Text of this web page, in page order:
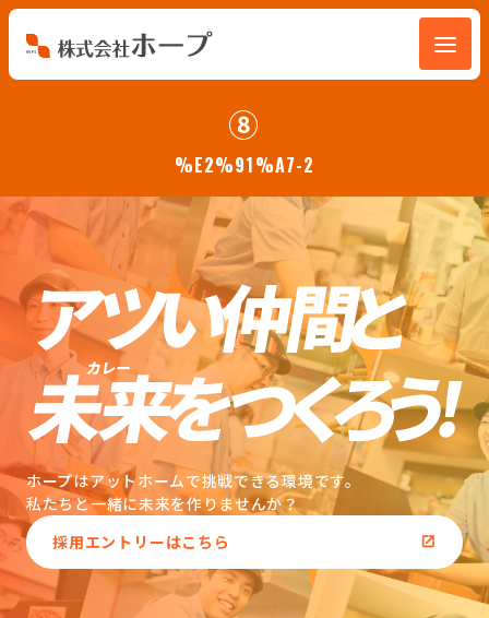
人を知る
環境を知る
お知らせ
ホープブログ
⑧
%E2%91%A7-2
ホープはアットホームで挑戦できる環境です。
私たちと一緒に未来を作りませんか？
採用エントリーはこちら